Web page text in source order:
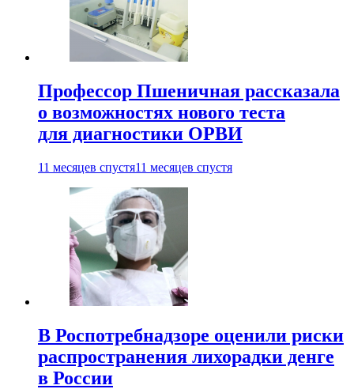
Профессор Пшеничная рассказала
о возможностях нового теста
для диагностики ОРВИ
11 месяцев спустя11 месяцев спустя
В Роспотребнадзоре оценили риски
распространения лихорадки денге
в России